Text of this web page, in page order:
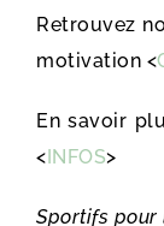
Retrouvez
motivation <
En savoir
<INFOS>
Sportifs pour